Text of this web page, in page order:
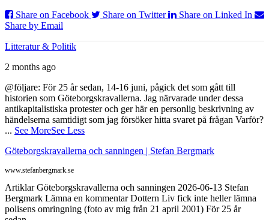
Share on Facebook
Share on Twitter
Share on Linked In
Share by Email
Litteratur & Politik
2 months ago
@följare: För 25 år sedan, 14-16 juni, pågick det som gått till
historien som Göteborgskravallerna. Jag närvarade under dessa
antikapitalistiska protester och ger här en personlig beskrivning av
händelserna samtidigt som jag försöker hitta svaret på frågan Varför?
... See MoreSee Less
Göteborgskravallerna och sanningen | Stefan Bergmark
www.stefanbergmark.se
Artiklar Göteborgskravallerna och sanningen 2026-06-13 Stefan
Bergmark Lämna en kommentar Dottern Liv fick inte heller lämna
polisens omringning (foto av mig från 21 april 2001) För 25 år